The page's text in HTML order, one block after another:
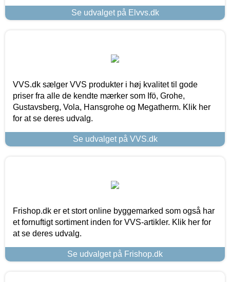
Se udvalget på Elvvs.dk
VVS.dk sælger VVS produkter i høj kvalitet til gode
priser fra alle de kendte mærker som Ifö, Grohe,
Gustavsberg, Vola, Hansgrohe og Megatherm. Klik her
for at se deres udvalg.
Se udvalget på VVS.dk
Frishop.dk er et stort online byggemarked som også har
et fornuftigt sortiment inden for VVS-artikler. Klik her for
at se deres udvalg.
Se udvalget på Frishop.dk